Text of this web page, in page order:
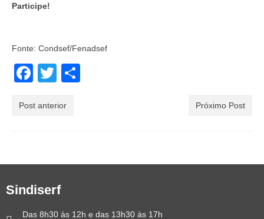
Participe!
Fonte: Condsef/Fenadsef
Facebook
Twitter
Post anterior Próximo Post
Sindiserf
Das 8h30 às 12h e das 13h30 às 17h